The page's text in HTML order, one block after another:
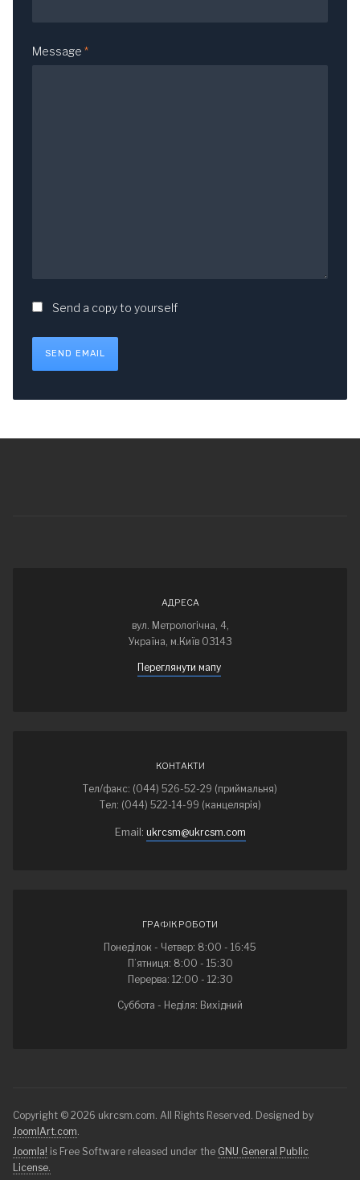
Message *
Send a copy to yourself
SEND EMAIL
АДРЕСА
вул. Метрологічна, 4,
Україна, м.Київ 03143
Переглянути мапу
КОНТАКТИ
Тел/факс: (044) 526-52-29 (приймальня)
Тел: (044) 522-14-99 (канцелярія)
Email: ukrcsm@ukrcsm.com
ГРАФІК РОБОТИ
Понеділок - Четвер: 8:00 - 16:45
П’ятниця: 8:00 - 15:30
Перерва: 12:00 - 12:30
Суббота - Неділя: Вихідний
Copyright © 2026 ukrcsm.com. All Rights Reserved. Designed by
JoomlArt.com.
Joomla! is Free Software released under the GNU General Public
License.